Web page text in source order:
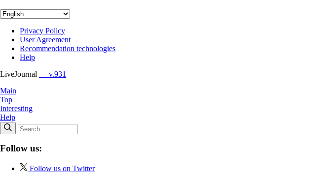
Privacy Policy
User Agreement
Recommendation technologies
Help
LiveJournal — v.931
Main
Top
Interesting
Help
Follow us:
Follow us on Twitter